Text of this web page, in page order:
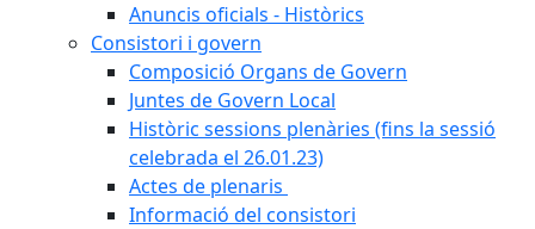
Anuncis oficials - Històrics
Consistori i govern
Composició Organs de Govern
Juntes de Govern Local
Històric sessions plenàries (fins la sessió
celebrada el 26.01.23)
Actes de plenaris
Informació del consistori